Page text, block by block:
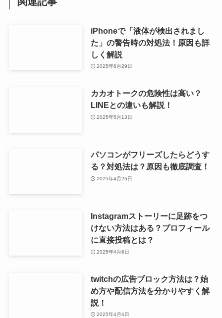
iPhoneで「液体が検出されまし
た」の警告時の対処法！原因も詳
しく解説
2025年6月29日
カカオトークの危険性は高い？
LINEとの違いも解説！
2025年5月13日
パソコンがフリーズしたらどうす
る？対処法は？原因も徹底調査！
2025年4月26日
Instagramストーリーに足跡をつ
けない方法はある？プロフィール
に直接投稿とは？
2025年4月6日
twitchの広告ブロック方法は？始
め方や配信方法を分かりやすく解
説！
2025年4月4日